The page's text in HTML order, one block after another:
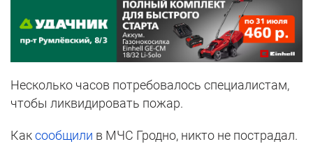
Несколько часов потребовалось специалистам,
чтобы ликвидировать пожар.
Каксообщили в МЧС Гродно, никто не пострадал.